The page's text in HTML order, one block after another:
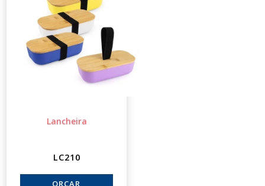
Lancheira
LC210